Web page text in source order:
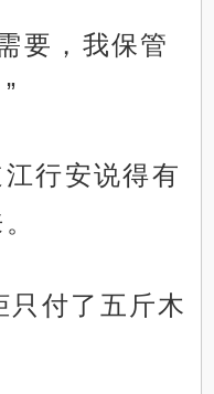
要，我保管
行安说得有
只付了五斤木